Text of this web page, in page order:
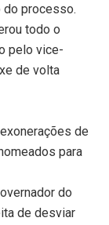
do processo.
todo o
pelo vice-
de volta
de
para
do
de desviar